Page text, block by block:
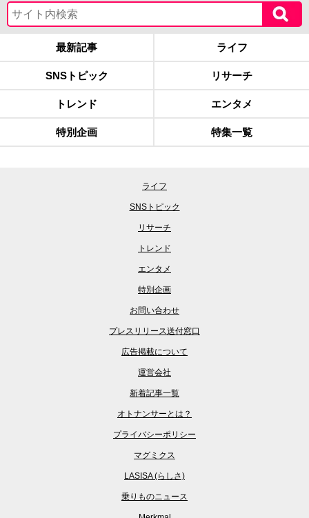
最新記事 ライフ
SNSトピック リサーチ
トレンド エンタメ
特別企画 特集一覧
ライフ
SNSトピック
リサーチ
トレンド
エンタメ
特別企画
お問い合わせ
プレスリリース送付窓口
広告掲載について
運営会社
新着記事一覧
オトナンサーとは？
プライバシーポリシー
マグミクス
LASISA (らしさ)
乗りものニュース